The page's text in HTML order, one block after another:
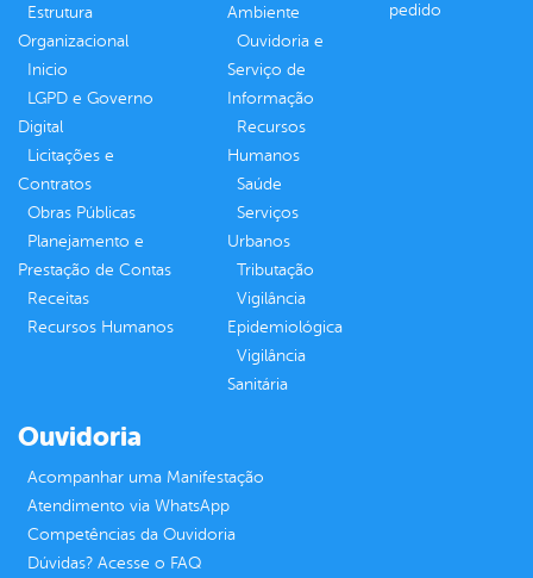
Estrutura
Organizacional
Inicio
LGPD e Governo
Digital
Licitações e
Contratos
Obras Públicas
Planejamento e
Prestação de Contas
Receitas
Recursos Humanos
Ambiente
Ouvidoria e
Serviço de
Informação
Recursos
Humanos
Saúde
Serviços
Urbanos
Tributação
Vigilância
Epidemiológica
Vigilância
Sanitária
pedido
Ouvidoria
Acompanhar uma Manifestação
Atendimento via WhatsApp
Competências da Ouvidoria
Dúvidas? Acesse o FAQ